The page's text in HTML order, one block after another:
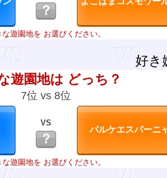
？
な遊園地を お選びください。
好き
遊園地は どっち？
7位 vs 8位
VS
？
な遊園地を お選びください。